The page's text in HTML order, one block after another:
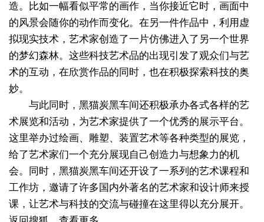
造。比如一幅看似平常的画作，当你接近它时，画面中
的风景会随你的动作而变化。在另一件作品中，利用虚
拟现实技术，艺术家创造了一片仿佛进入了另一个世界
的梦幻森林。这些科技艺术品的出现引发了观众们与艺
术的互动，在欣赏作品的同时，也在积极探索科技的奥
妙。
与此同时，黑猫炭黑车间还积极承办各式各样的艺
术展览和活动，为艺术家提供了一个优秀的展示平台。
这里举办过绘画、雕塑、装置艺术等各种类型的展览，
给了艺术家们一个充分展现自己创造力与想象力的机
会。同时，黑猫炭黑车间还开设了一系列的艺术课程和
工作坊，邀请了许多国内外著名的艺术家和设计师来授
课，让艺术与科技的交流与碰撞在这里得以充分展开。